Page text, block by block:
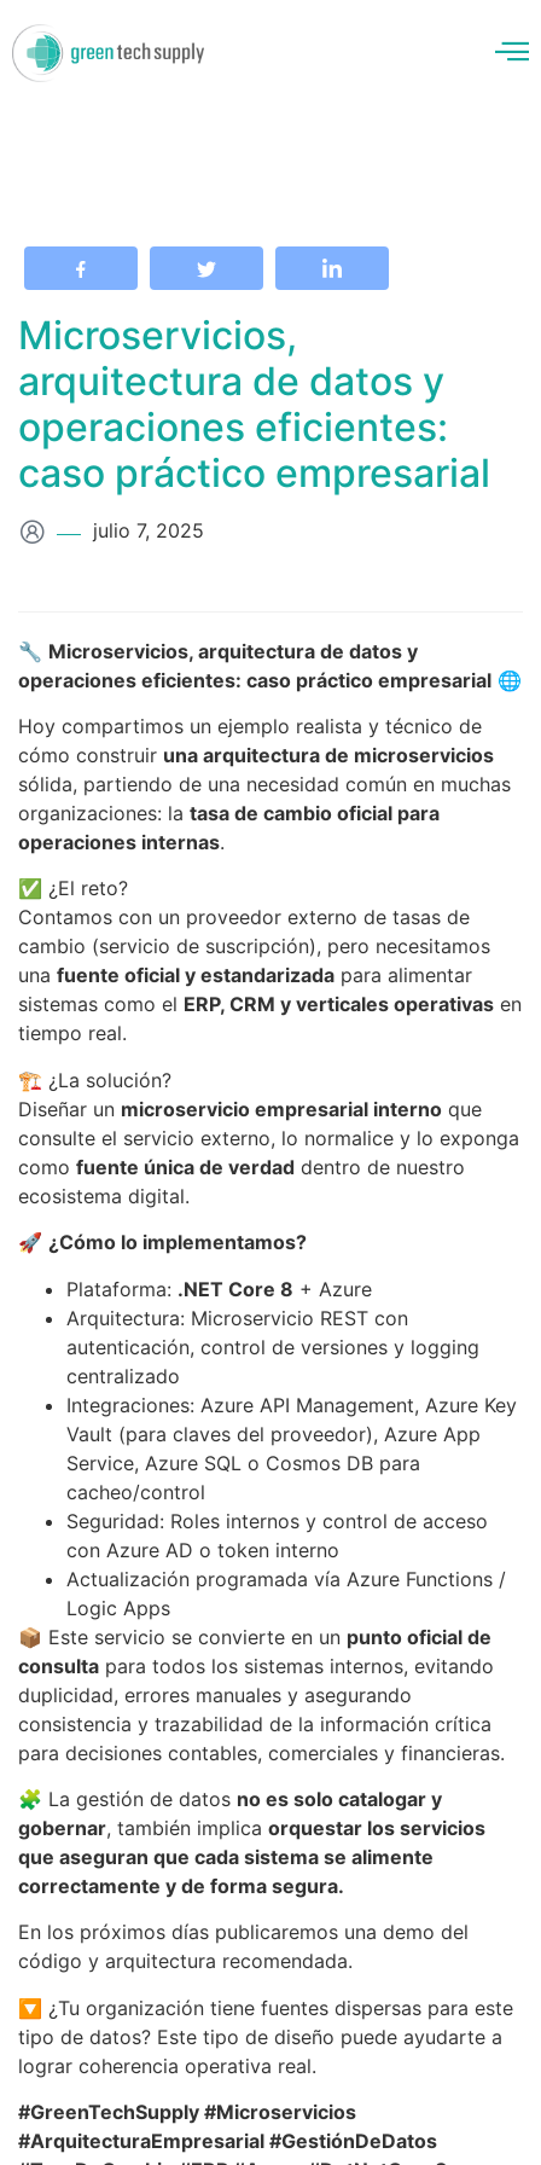
Microservicios,
arquitectura de datos y
operaciones eficientes:
caso práctico empresarial
julio 7, 2025
🔧 Microservicios, arquitectura de datos y
operaciones eficientes: caso práctico empresarial 🌐
Hoy compartimos un ejemplo realista y técnico de
cómo construir una arquitectura de microservicios
sólida, partiendo de una necesidad común en muchas
organizaciones: la tasa de cambio oficial para
operaciones internas.
✅ ¿El reto?
Contamos con un proveedor externo de tasas de
cambio (servicio de suscripción), pero necesitamos
una fuente oficial y estandarizada para alimentar
sistemas como el ERP, CRM y verticales operativas en
tiempo real.
🏗️ ¿La solución?
Diseñar un microservicio empresarial interno que
consulte el servicio externo, lo normalice y lo exponga
como fuente única de verdad dentro de nuestro
ecosistema digital.
🚀 ¿Cómo lo implementamos?
Plataforma: .NET Core 8 + Azure
Arquitectura: Microservicio REST con
autenticación, control de versiones y logging
centralizado
Integraciones: Azure API Management, Azure Key
Vault (para claves del proveedor), Azure App
Service, Azure SQL o Cosmos DB para
cacheo/control
Seguridad: Roles internos y control de acceso
con Azure AD o token interno
Actualización programada vía Azure Functions /
Logic Apps
📦 Este servicio se convierte en un punto oficial de
consulta para todos los sistemas internos, evitando
duplicidad, errores manuales y asegurando
consistencia y trazabilidad de la información crítica
para decisiones contables, comerciales y financieras.
🧩 La gestión de datos no es solo catalogar y
gobernar, también implica orquestar los servicios
que aseguran que cada sistema se alimente
correctamente y de forma segura.
En los próximos días publicaremos una demo del
código y arquitectura recomendada.
🔽 ¿Tu organización tiene fuentes dispersas para este
tipo de datos? Este tipo de diseño puede ayudarte a
lograr coherencia operativa real.
#GreenTechSupply #Microservicios
#ArquitecturaEmpresarial #GestiónDeDatos